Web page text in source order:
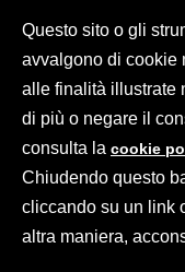
Via
Questo sito o gli
avvalgono di cookie
alle finalità illustrate
di più o negare il
consulta la cookie
Chiudendo questo
cliccando su un link
altra maniera,